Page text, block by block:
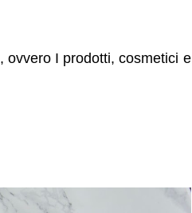
, ovvero I prodotti, cosmetici e